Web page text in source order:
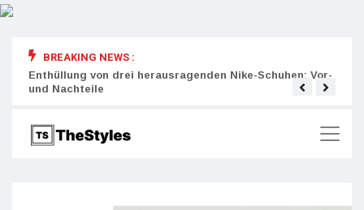
BREAKING NEWS :
Enthüllung von drei herausragenden Nike-Schuhen: Vor-
und Nachteile